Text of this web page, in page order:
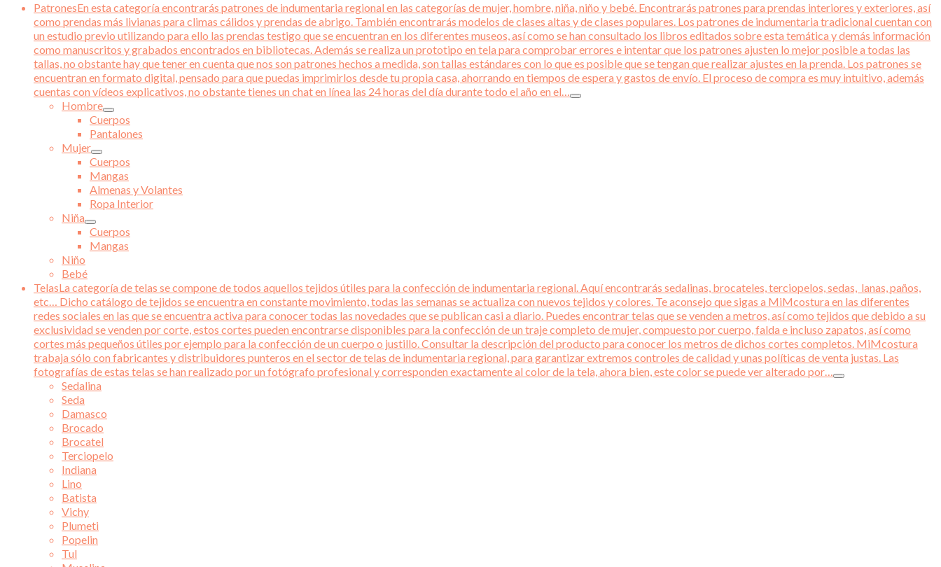
PatronesEn esta categoría encontrarás patrones de indumentaria regional en las categorías de mujer, hombre, niña, niño y bebé. Encontrarás patrones para prendas interiores y exteriores, así
como prendas más livianas para climas cálidos y prendas de abrigo. También encontrarás modelos de clases altas y de clases populares. Los patrones de indumentaria tradicional cuentan con
un estudio previo utilizando para ello las prendas testigo que se encuentran en los diferentes museos, así como se han consultado los libros editados sobre esta temática y demás información
como manuscritos y grabados encontrados en bibliotecas. Además se realiza un prototipo en tela para comprobar errores e intentar que los patrones ajusten lo mejor posible a todas las
tallas, no obstante hay que tener en cuenta que nos son patrones hechos a medida, son tallas estándares con lo que es posible que se tengan que realizar ajustes en la prenda. Los patrones se
encuentran en formato digital, pensado para que puedas imprimirlos desde tu propia casa, ahorrando en tiempos de espera y gastos de envío. El proceso de compra es muy intuitivo, además
cuentas con vídeos explicativos, no obstante tienes un chat en línea las 24 horas del día durante todo el año en el…
Hombre
Cuerpos
Pantalones
Mujer
Cuerpos
Mangas
Almenas y Volantes
Ropa Interior
Niña
Cuerpos
Mangas
Niño
Bebé
TelasLa categoría de telas se compone de todos aquellos tejidos útiles para la confección de indumentaria regional. Aquí encontrarás sedalinas, brocateles, terciopelos, sedas, lanas, paños,
etc… Dicho catálogo de tejidos se encuentra en constante movimiento, todas las semanas se actualiza con nuevos tejidos y colores. Te aconsejo que sigas a MiMcostura en las diferentes
redes sociales en las que se encuentra activa para conocer todas las novedades que se publican casi a diario. Puedes encontrar telas que se venden a metros, así como tejidos que debido a su
exclusividad se venden por corte, estos cortes pueden encontrarse disponibles para la confección de un traje completo de mujer, compuesto por cuerpo, falda e incluso zapatos, así como
cortes más pequeños útiles por ejemplo para la confección de un cuerpo o justillo. Consultar la descripción del producto para conocer los metros de dichos cortes completos. MiMcostura
trabaja sólo con fabricantes y distribuidores punteros en el sector de telas de indumentaria regional, para garantizar extremos controles de calidad y unas políticas de venta justas. Las
fotografías de estas telas se han realizado por un fotógrafo profesional y corresponden exactamente al color de la tela, ahora bien, este color se puede ver alterado por…
Sedalina
Seda
Damasco
Brocado
Brocatel
Terciopelo
Indiana
Lino
Batista
Vichy
Plumeti
Popelin
Tul